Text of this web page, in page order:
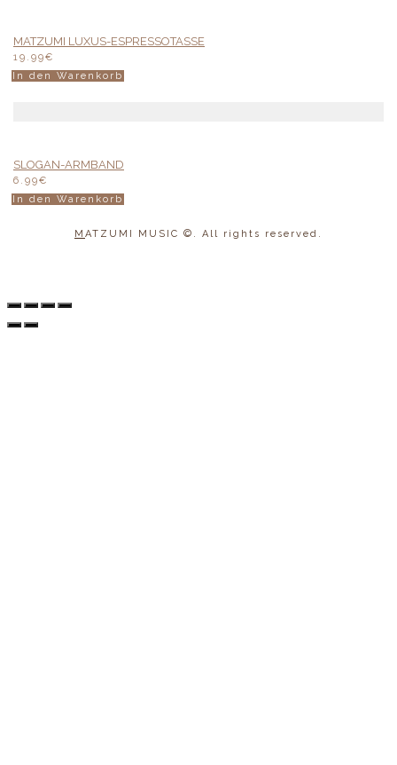
MATZUMI LUXUS-ESPRESSOTASSE
19.99€
In den Warenkorb
SLOGAN-ARMBAND
6.99€
In den Warenkorb
M ATZUMI MUSIC ©. All rights reserved.